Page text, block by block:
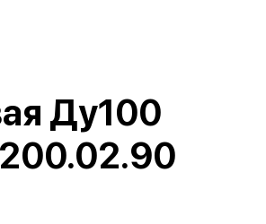
Ду100